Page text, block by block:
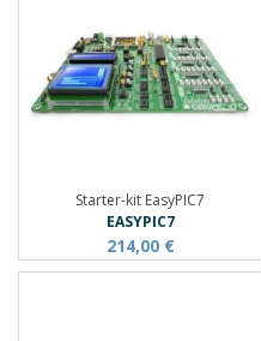
Starter-kit EasyPIC7
EASYPIC7
214,00 €